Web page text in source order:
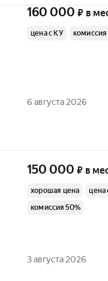
160 000 ₽ в
цена с КУ
6 августа 2026
150 000 ₽ в
хорошая цена
цена
комиссия 50%
3 августа 2026